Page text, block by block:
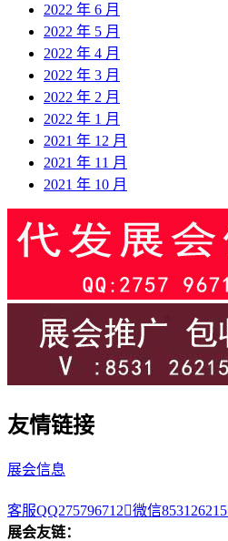
2022 年 6 月
2022 年 5 月
2022 年 4 月
2022 年 3 月
2022 年 2 月
2022 年 1 月
2021 年 12 月
2021 年 11 月
2021 年 10 月
友情链接
展会信息
客服QQ275796712微信853126215
展会友链：